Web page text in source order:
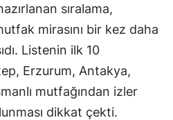
sıralama,
mirasını bir kez daha
Listenin ilk 10
Erzurum, Antakya,
mutfağından izler
dikkat çekti.